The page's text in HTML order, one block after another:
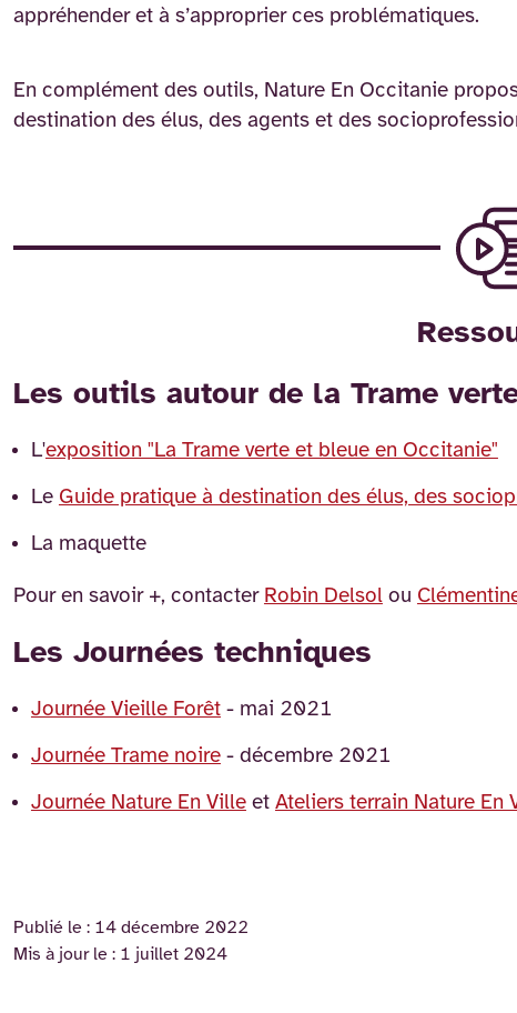
appréhender et à s’approprier ces problématiques.
En complément des outils, Nature En Occitanie
destination des élus, des agents et des
Les outils autour de la Trame
L'exposition "La Trame verte et bleue en Occitanie"
Le Guide pratique à destination des élus, des
La maquette
Pour en savoir +, contacter Robin Delsolou
Les Journées techniques
Journée Vieille Forêt- mai 2021
Journée Trame noire- décembre 2021
Journée Nature En Villeet Ateliers terrain Nature En
Publié le : 14 décembre 2022
Mis à jour le : 1 juillet 2024